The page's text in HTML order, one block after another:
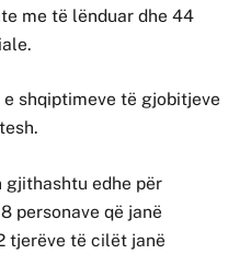
me të lënduar dhe 44
shqiptimeve të gjobitjeve
edhe për
personave që janë
tjerëve të cilët janë